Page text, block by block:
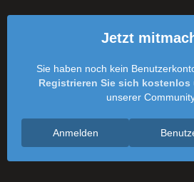
Jetzt
Sie haben noch kein
Registrieren Sie sich kostenlos
unserer
Anmelden